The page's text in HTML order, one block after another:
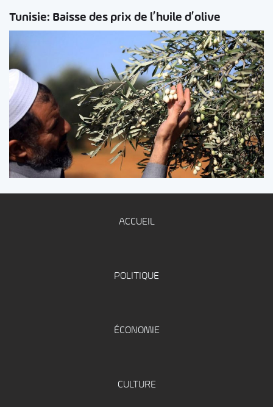
Tunisie: Baisse des prix de l’huile d’olive
ACCUEIL
POLITIQUE
ÉCONOMIE
CULTURE